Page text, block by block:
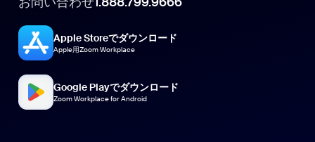
Apple Storeでダウンロード
Apple用Zoom Workplace
Google Playでダウンロード
Zoom Workplace for Android